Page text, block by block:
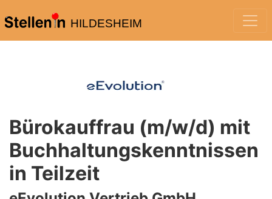
HILDESHEIM
Bürokauffrau (m/w/d) mit
Buchhaltungskenntnissen
in Teilzeit